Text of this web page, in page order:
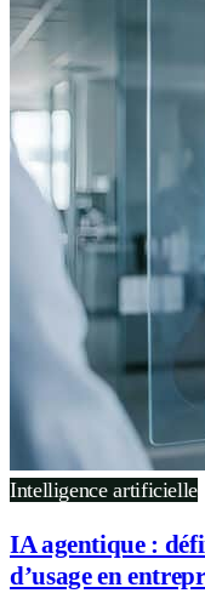
Intelligence artificielle
IA agentique :
d’usage en